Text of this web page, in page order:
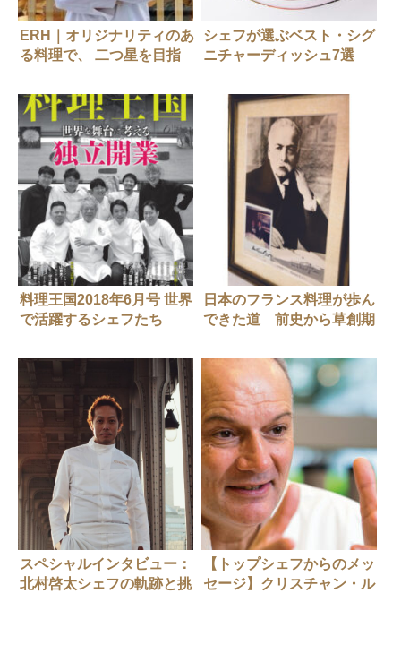
ERH｜オリジナリティのあ
る料理で、 二つ星を目指
シェフが選ぶベスト・シグ
ニチャーディッシュ7選
料理王国2018年6月号 世界
で活躍するシェフたち
日本のフランス料理が歩ん
できた道 前史から草創期
スペシャルインタビュー：
北村啓太シェフの軌跡と挑
【トップシェフからのメッ
セージ】クリスチャン・ル